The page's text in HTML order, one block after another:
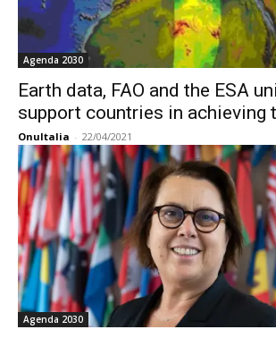
Agenda 2030
Earth data, FAO and the ESA
support countries in achieving
OnuItalia - 22/04/2021
Agenda 2030